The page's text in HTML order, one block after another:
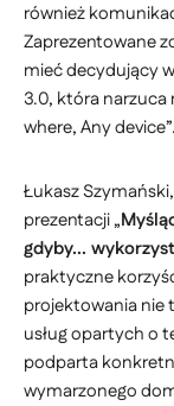
również
Zaprezentowane
mieć decydujący
3.0, która narzuca
where, Any device”.
Łukasz
prezentacji „
gdyby...
praktyczne
projektowania nie
usług opartych o
podparta
wymarzonego